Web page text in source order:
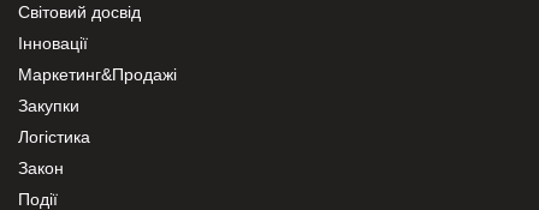
Світовий досвід
Інновації
Маркетинг&Продажі
Закупки
Логістика
Закон
Події